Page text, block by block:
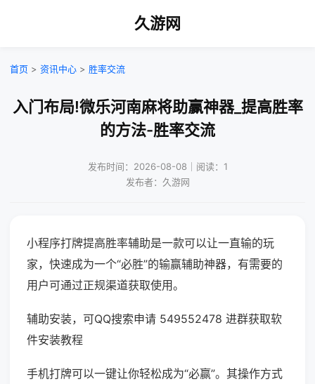
久游网
首页 > 资讯中心 > 胜率交流
入门布局!微乐河南麻将助赢神器_提高胜率
的方法-胜率交流
发布时间：2026-08-08｜阅读：1
发布者：久游网
小程序打牌提高胜率辅助是一款可以让一直输的玩
家，快速成为一个“必胜”的输赢辅助神器，有需要的
用户可通过正规渠道获取使用。
辅助安装，可QQ搜索申请 549552478 进群获取软
件安装教程
手机打牌可以一键让你轻松成为“必赢”。其操作方式